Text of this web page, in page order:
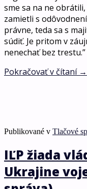
sme sa na ne
zamietli s
právne, teda sa s
súdiť. Je pritom v
nenechať bez
Pokračovať v čítaní →
Publikované v Tlačové
IĽP žiada
Ukrajine